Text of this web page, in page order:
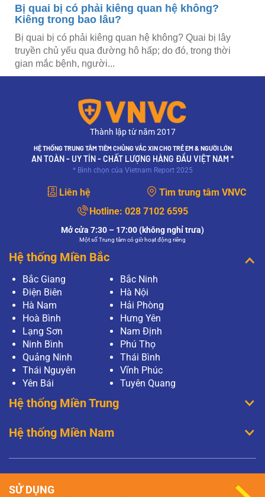
Bị quai bị có phải kiêng quan hệ không?
Kiêng trong bao lâu?
Bị quai bị có phải kiêng quan hệ không? Quai bị lây
truyền chủ yếu qua đường hô hấp; do đó, trong thời
gian mắc bệnh, người...
Thành lập từ năm 2017
HỆ THỐNG TRUNG TÂM TIÊM CHỦNG VẮC XIN CHO TRẺ EM & NGƯỜI LỚN
AN TOÀN - UY TÍN - CHẤT LƯỢNG HÀNG ĐẦU VIỆT NAM *
* Bình chọn của Vietnam Report 2025
Liên hệ
Tìm trung tâm VNVC
Hotline: 028 7102 6595
Mở cửa 7:30 – 17:00 (không nghỉ trưa)
Một số Trung tâm có giờ hoạt động riêng
Hệ thống Miền Bắc
Bắc Giang
Bắc Ninh
Điện Biên
Hà Nội
Hà Nam
Hải Phòng
Hoà Bình
Hưng Yên
Lạng Sơn
Nam Định
Ninh Bình
Phú Thọ
Quảng Ninh
Thái Bình
Thái Nguyên
Vĩnh Phúc
Yên Bái
Tuyên Quang
Hệ thống Miền Trung
Hệ thống Miền Nam
SỬ DỤNG